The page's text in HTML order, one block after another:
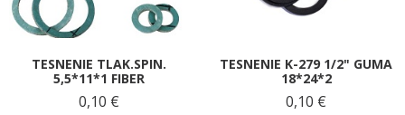
TESNENIE TLAK.SPIN.
5,5*11*1 FIBER
0,10 €
TESNENIE K-279 1/2" GUMA
18*24*2
0,10 €